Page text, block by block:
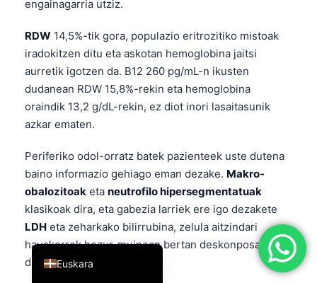
engainagarria utziz.
RDW 14,5%-tik gora, populazio eritrozitiko mistoak
iradokitzen ditu eta askotan hemoglobina jaitsi
aurretik igotzen da. B12 260 pg/mL-n ikusten
dudanean RDW 15,8%-rekin eta hemoglobina
oraindik 13,2 g/dL-rekin, ez diot inori lasaitasunik
azkar ematen.
Periferiko odol-orratz batek pazienteek uste dutena
baino informazio gehiago eman dezake. Makro-
obalozitoak eta neutrofilo hipersegmentatuak
klasikoak dira, eta gabezia larriek ere igo dezakete
LDH eta zeharkako bilirrubina, zelula aitzindari
hauskorrek hezur-muinean bertan deskonposatzen
direlako.Euskara
English
Deutsch
العربية
Français
Italiano
Español
Português
Ελληνικά
Türkçe
Română